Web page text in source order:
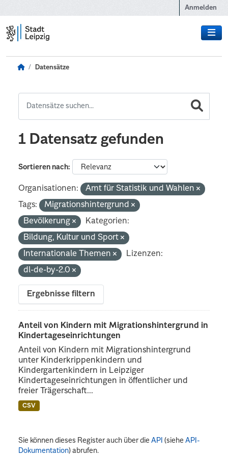
Anmelden
Datensätze
1 Datensatz gefunden
Sortieren nach
Organisationen:
Amt für Statistik und Wahlen
Tags:
Migrationshintergrund
Bevölkerung
Kategorien:
Bildung, Kultur und Sport
Internationale Themen
Lizenzen:
dl-de-by-2.0
Ergebnisse filtern
Anteil von Kindern mit Migrationshintergrund in
Kindertageseinrichtungen
Anteil von Kindern mit Migrationshintergrund
unter Kinderkrippenkindern und
Kindergartenkindern in Leipziger
Kindertageseinrichtungen in öffentlicher und
freier Trägerschaft...
CSV
Sie können dieses Register auch über dieAPI (sieheAPI-
Dokumentation) abrufen.